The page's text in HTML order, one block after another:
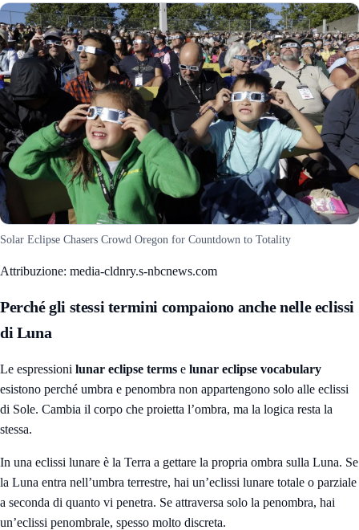
Solar Eclipse Chasers Crowd Oregon for Countdown to Totality
Attribuzione: media-cldnry.s-nbcnews.com
Perché gli stessi termini compaiono anche nelle eclissi
di Luna
Le espressioni lunar eclipse terms e lunar eclipse vocabulary
esistono perché umbra e penombra non appartengono solo alle eclissi
di Sole. Cambia il corpo che proietta l’ombra, ma la logica resta la
stessa.
In una eclissi lunare è la Terra a gettare la propria ombra sulla Luna. Se
la Luna entra nell’umbra terrestre, hai un’eclissi lunare totale o parziale
a seconda di quanto vi penetra. Se attraversa solo la penombra, hai
un’eclissi penombrale, spesso molto discreta.